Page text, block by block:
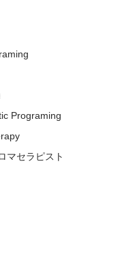
Programing
マセラピスト